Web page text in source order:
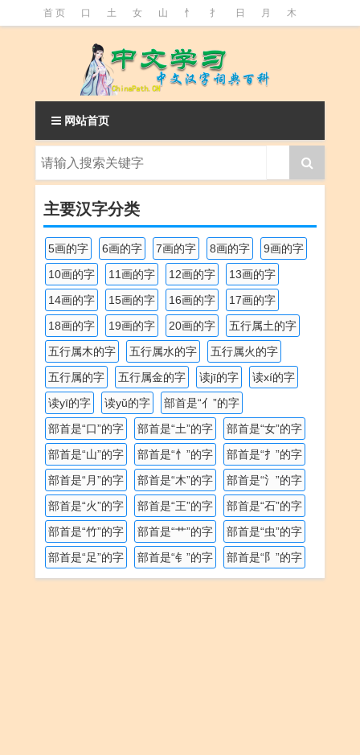
首 页 口 土 女 山 忄 扌 日 月 木
魚
网站首页
主要汉字分类
5画的字 6画的字 7画的字 8画的字
9画的字
10画的字
11画的字 12画的字
13画的字
14画的字
15画的字 16画的字
17画的字
18画的字
19画的字 20画的字
五行属土的字
五行属木的字
五行属水的字
五行属火的字
五行属的字
五行属金的字 读jī的字
读xí的字
读yī的字
读yǔ的字
部首是“亻”的字
部首是“口”的字
部首是“土”的字
部首是“女”的字
部首是“山”的字
部首是“忄”的字
部首是“扌”的字
部首是“月”的字
部首是“木”的字
部首是“氵”的字
部首是“火”的字
部首是“王”的字
部首是“石”的字
部首是“竹”的字
部首是“艹”的字
部首是“虫”的字
部首是“足”的字
部首是“钅”的字 部首是“阝”的字